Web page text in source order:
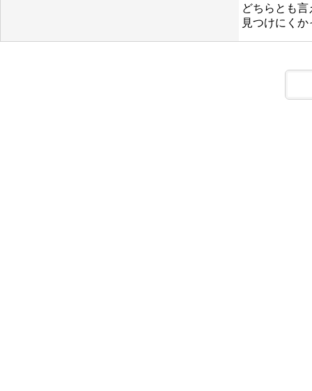
どちらとも言
見つけにくか